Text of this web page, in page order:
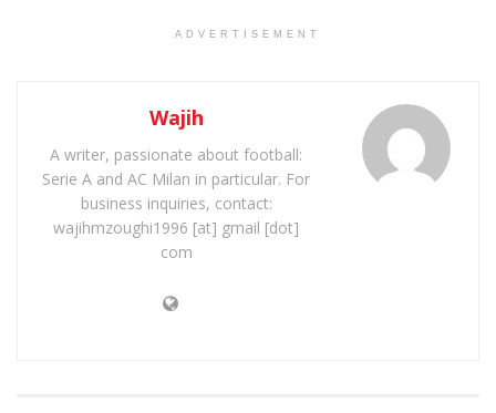
ADVERTISEMENT
Wajih
A writer, passionate about football:
Serie A and AC Milan in particular. For
business inquiries, contact:
wajihmzoughi1996 [at] gmail [dot]
com